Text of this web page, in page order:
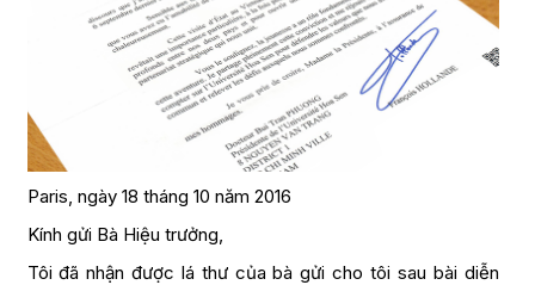
Paris, ngày 18 tháng 10 năm 2016
Kính gửi Bà Hiệu trưởng,
Tôi đã nhận được lá thư của bà gửi cho tôi sau bài diễn